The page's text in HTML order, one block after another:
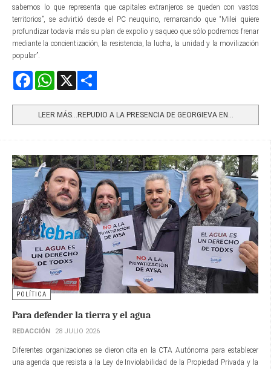
sabemos lo que representa que capitales extranjeros se queden con vastos
territorios”, se advirtió desde el PC neuquino, remarcando que “Milei quiere
profundizar todavía más su plan de expolio y saqueo que sólo podremos frenar
mediante la concientización, la resistencia, la lucha, la unidad y la movilización
popular”.
FacebookWhatsApp
LEER MÁS…REPUDIO A LA PRESENCIA DE GEORGIEVA EN...
POLÍTICA
Para defender la tierra y el agua
REDACCIÓN 28 JULIO 2026
Diferentes organizaciones se dieron cita en la CTA Autónoma para establecer
una agenda que resista a la Ley de Inviolabilidad de la Propiedad Privada y la